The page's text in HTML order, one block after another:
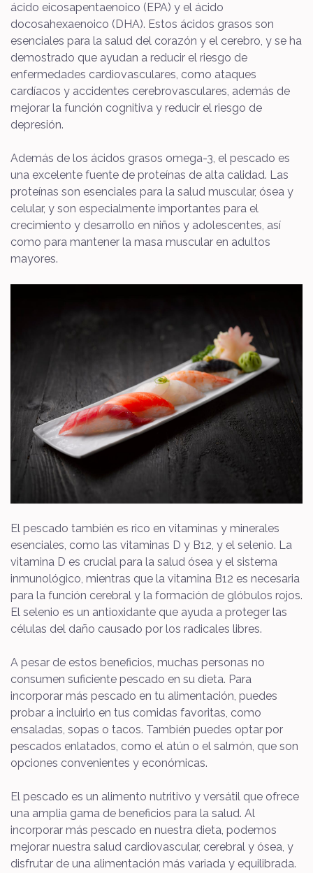
ácido eicosapentaenoico (EPA) y el ácido
docosahexaenoico (DHA). Estos ácidos grasos son
esenciales para la salud del corazón y el cerebro, y se ha
demostrado que ayudan a reducir el riesgo de
enfermedades cardiovasculares, como ataques
cardíacos y accidentes cerebrovasculares, además de
mejorar la función cognitiva y reducir el riesgo de
depresión.
Además de los ácidos grasos omega-3, el pescado es
una excelente fuente de proteínas de alta calidad. Las
proteínas son esenciales para la salud muscular, ósea y
celular, y son especialmente importantes para el
crecimiento y desarrollo en niños y adolescentes, así
como para mantener la masa muscular en adultos
mayores.
El pescado también es rico en vitaminas y minerales
esenciales, como las vitaminas D y B12, y el selenio. La
vitamina D es crucial para la salud ósea y el sistema
inmunológico, mientras que la vitamina B12 es necesaria
para la función cerebral y la formación de glóbulos rojos.
El selenio es un antioxidante que ayuda a proteger las
células del daño causado por los radicales libres.
A pesar de estos beneficios, muchas personas no
consumen suficiente pescado en su dieta. Para
incorporar más pescado en tu alimentación, puedes
probar a incluirlo en tus comidas favoritas, como
ensaladas, sopas o tacos. También puedes optar por
pescados enlatados, como el atún o el salmón, que son
opciones convenientes y económicas.
El pescado es un alimento nutritivo y versátil que ofrece
una amplia gama de beneficios para la salud. Al
incorporar más pescado en nuestra dieta, podemos
mejorar nuestra salud cardiovascular, cerebral y ósea, y
disfrutar de una alimentación más variada y equilibrada.